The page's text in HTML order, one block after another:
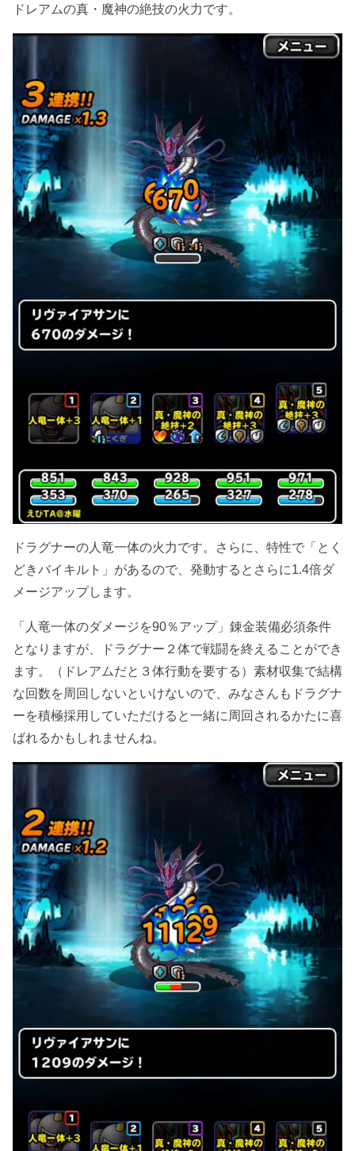
ドレアムの真・魔神の絶技の火力です。
ドラグナーの人竜一体の火力です。さらに、特性で「とく
どきバイキルト」があるので、発動するとさらに1.4倍ダ
メージアップします。
「人竜一体のダメージを90％アップ」錬金装備必須条件
となりますが、ドラグナー２体で戦闘を終えることができ
ます。（ドレアムだと３体行動を要する）素材収集で結構
な回数を周回しないといけないので、みなさんもドラグナ
ーを積極採用していただけると一緒に周回されるかたに喜
ばれるかもしれませんね。